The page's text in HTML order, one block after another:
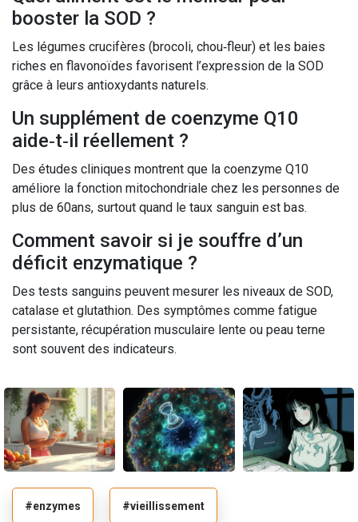
booster la SOD ?
Les légumes crucifères (brocoli, chou‑fleur) et les baies
riches en flavonoïdes favorisent l’expression de la SOD
grâce à leurs antioxydants naturels.
Un supplément de coenzyme Q10
aide‑t‑il réellement ?
Des études cliniques montrent que la coenzyme Q10
améliore la fonction mitochondriale chez les personnes de
plus de 60ans, surtout quand le taux sanguin est bas.
Comment savoir si je souffre d’un
déficit enzymatique ?
Des tests sanguins peuvent mesurer les niveaux de SOD,
catalase et glutathion. Des symptômes comme fatigue
persistante, récupération musculaire lente ou peau terne
sont souvent des indicateurs.
#enzymes #vieillissement